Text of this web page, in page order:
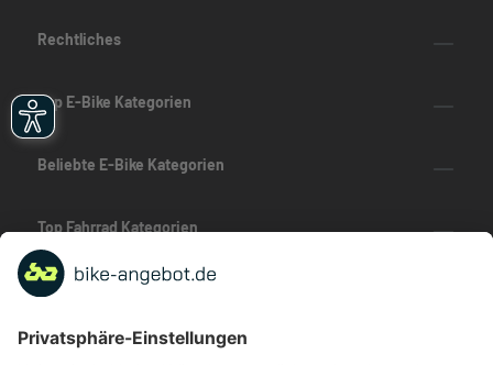
Rechtliches
Top E-Bike Kategorien
Beliebte E-Bike Kategorien
Top Fahrrad Kategorien
Beliebte Fahrrad-Kategorien
Marken-Highlights